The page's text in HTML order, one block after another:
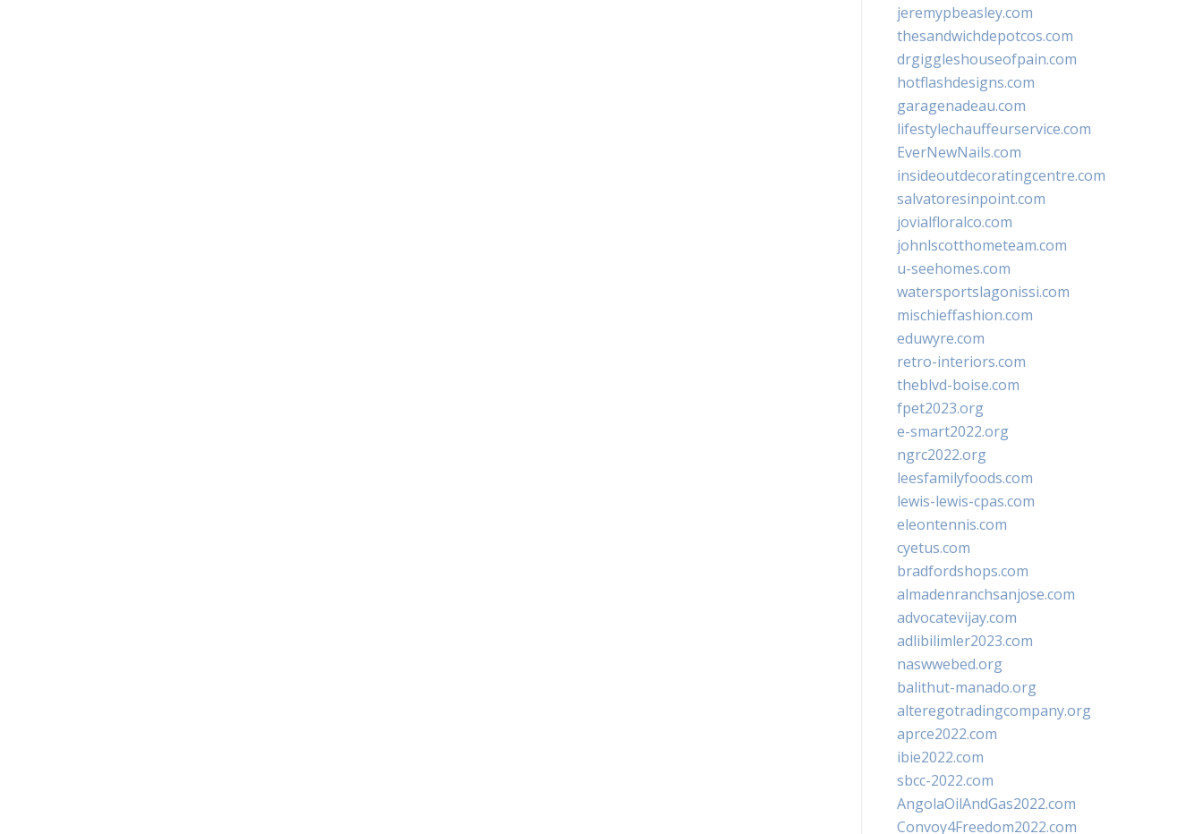
jeremypbeasley.com
thesandwichdepotcos.com
drgiggleshouseofpain.com
hotflashdesigns.com
garagenadeau.com
lifestylechauffeurservice.com
EverNewNails.com
insideoutdecoratingcentre.com
salvatoresinpoint.com
jovialfloralco.com
johnlscotthometeam.com
u-seehomes.com
watersportslagonissi.com
mischieffashion.com
eduwyre.com
retro-interiors.com
theblvd-boise.com
fpet2023.org
e-smart2022.org
ngrc2022.org
leesfamilyfoods.com
lewis-lewis-cpas.com
eleontennis.com
cyetus.com
bradfordshops.com
almadenranchsanjose.com
advocatevijay.com
adlibilimler2023.com
naswwebed.org
balithut-manado.org
alteregotradingcompany.org
aprce2022.com
ibie2022.com
sbcc-2022.com
AngolaOilAndGas2022.com
Convoy4Freedom2022.com